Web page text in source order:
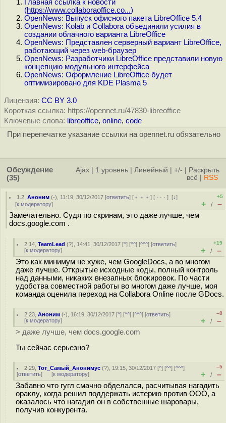
Главная ссылка к новости
(https://www.collaboraoffice.co...)
OpenNews: Выпуск офисного пакета LibreOffice 5.4
OpenNews: Kolab и Collabora объединили усилия в
создании облачного варианта LibreOffice
OpenNews: Представлен серверный вариант LibreOffice,
работающий через web-браузер
OpenNews: Разработчики LibreOffice представили новую
концепцию модульного интерфейса
OpenNews: Оформление LibreOffice будет
оптимизировано для KDE Plasma 5
Лицензия: CC BY 3.0
Короткая ссылка: https://opennet.ru/47830-libreoffice
Ключевые слова: libreoffice, online, code
При перепечатке указание ссылки на opennet.ru обязательно
Обсуждение
(35)
Ajax 1 уровень Линейный +/-
Раскрыть
всё
RSS
1.2 ,Аноним (-), 11:19, 30/12/2017 [ответить] [ ﹢﹢﹢] [ · · ·][↓]
[к модератору]
+5
+ / –
Замечательно. Судя по скринам, это даже лучше, чем
docs.google.com .
2.14 ,TeamLead (?), 14:41, 30/12/2017 [^] [^^] [^^^] [ответить]
[к модератору]
+19
+ / –
Это как минимум не хуже, чем GoogleDocs, а во многом
даже лучше. Открытые исходные коды, полный контроль
над данными, никаких внезапных блокировок. По части
удобства совместной работы во многом даже лучше, моя
команда оценила переход на Collabora Online после GDocs.
2.23 ,Аноним (-), 16:19, 30/12/2017 [^] [^^] [^^^] [ответить]
[к модератору]
–8
+ / –
> даже лучше, чем docs.google.com
Ты сейчас серьезно?
2.29 ,Тот_Самый_Анонимус (?), 19:15, 30/12/2017 [^] [^^] [^^^]
[ответить] [к модератору]
–5
+ / –
Забавно что гугл смачно обделался, расчитывая нагадить
ораклу, когда решил поддержать истерию против OOO, а
оказалось что нагадил он в собственные шаровары,
получив конкурента.